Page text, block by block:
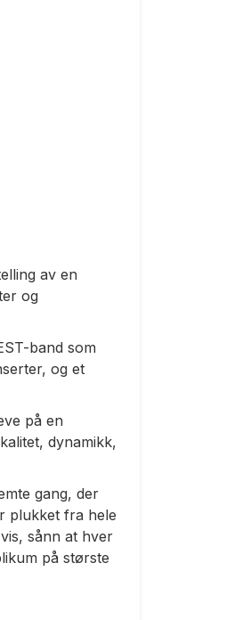
av en
og
band som
og et
på en
dynamikk,
gang, der
plukket fra hele
sånn at hver
på største